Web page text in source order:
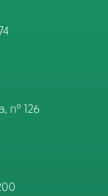
nº 126